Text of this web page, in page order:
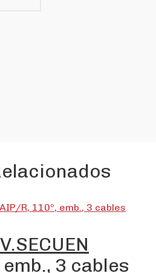
3 cables